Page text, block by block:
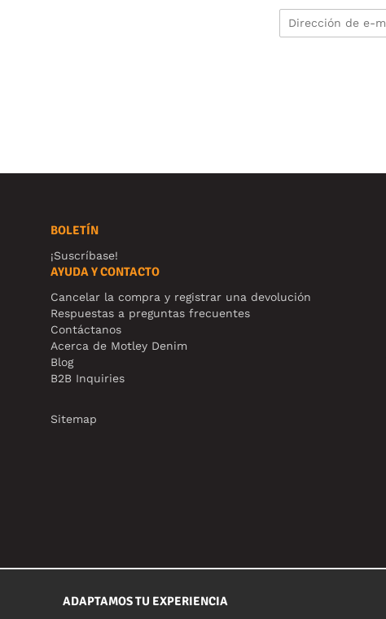
BOLETÍN
¡Suscríbase!
AYUDA Y CONTACTO
Cancelar la compra y registrar una devolución
Respuestas a preguntas frecuentes
Contáctanos
Acerca de Motley Denim
Blog
B2B Inquiries
Sitemap
ADAPTAMOS TU EXPERIENCIA